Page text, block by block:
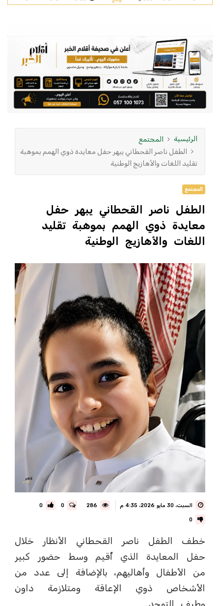
الرئيسية
المجتمع
الطفل ناصر القحطاني يبهر حفل معايدة ذوي الهمم بموهبة
تقليد اللغات والأهازيج الوطنية
المجتمع
الطفل ناصر القحطاني يبهر حفل
معايدة ذوي الهمم بموهبة تقليد
اللغات والأهازيج الوطنية
السبت، 30 مايو 2026، 4:35 م 0
0
0
خطف الطفل ناصر القحطاني الأنظار خلال
حفل المعايدة الذي أُقيم وسط حضور كبير
من الأطفال وأهاليهم، بالإضافة إلى عدد من
الأشخاص ذوي الإعاقة ومتلازمة داون